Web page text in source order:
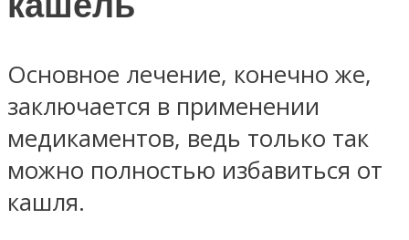
Основное лечение, конечно же,
заключается в применении
медикаментов, ведь только так
можно полностью избавиться от
кашля.